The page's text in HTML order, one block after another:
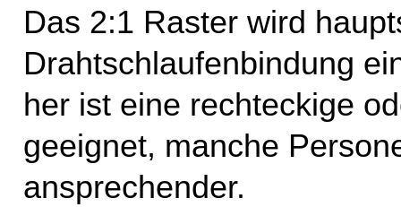
Das 2:1 Raster wird
Drahtschlaufenbindung
her ist eine rechteckige
geeignet, manche
ansprechender.